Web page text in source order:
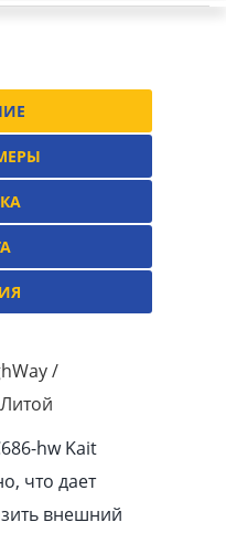
/
hw Kait
что дает
внешний